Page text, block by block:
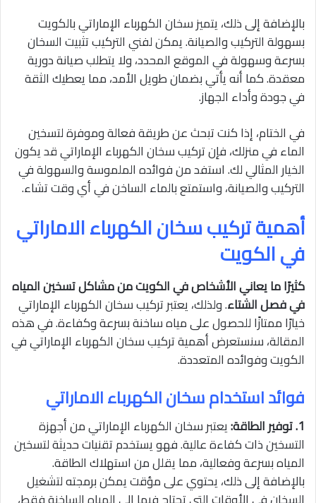
بالإضافة إلى ذلك، يتميز سخان الكهرباء الإماراتي بالكويت
بسهولة التركيب والصيانة. يمكن لفني التركيب تثبيت السخان
بسرعة وسهولة في الموقع المحدد، ولا يتطلب صيانة دورية
معقدة. كما أنه يأتي بضمان طويل الأمد، مما يعطيك الثقة
في جودة وأداء الجهاز.
في الختام، إذا كنت تبحث عن طريقة فعالة وموفرة لتسخين
الماء في منزلك، فإن تركيب سخان الكهرباء الإماراتي قد يكون
الخيار المثالي لك. استفد من فوائده الملموسة والسهولة في
التركيب والصيانة، واستمتع بالماء الساخن في أي وقت تشاء.
أهمية تركيب سخان الكهرباء الاماراتي
في الكويت
كثيرًا ما يعاني الأشخاص في الكويت من مشاكل تسخين المياه
في فصل الشتاء. ولذلك، يعتبر تركيب سخان الكهرباء الإماراتي
خيارًا ممتازًا للحصول على مياه ساخنة بسرعة وكفاءة. في هذه
المقالة، سنستعرض أهمية تركيب سخان الكهرباء الإماراتي في
الكويت وفوائده المتعددة.
فوائد استخدام سخان الكهرباء الاماراتي
1. توفير الطاقة:
يعتبر سخان الكهرباء الإماراتي من أجهزة
التسخين ذات كفاءة عالية. فهو يستخدم تقنيات حديثة لتسخين
المياه بسرعة وفعالية، مما يقلل من استهلاك الطاقة.
بالإضافة إلى ذلك، يحتوي على مؤقت يمكن برمجته لتشغيل